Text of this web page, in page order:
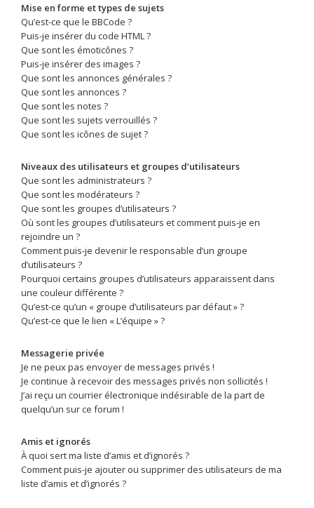
Mise en forme et types de sujets
Qu’est-ce que le BBCode ?
Puis-je insérer du code HTML ?
Que sont les émoticônes ?
Puis-je insérer des images ?
Que sont les annonces générales ?
Que sont les annonces ?
Que sont les notes ?
Que sont les sujets verrouillés ?
Que sont les icônes de sujet ?
Niveaux des utilisateurs et groupes d’utilisateurs
Que sont les administrateurs ?
Que sont les modérateurs ?
Que sont les groupes d’utilisateurs ?
Où sont les groupes d’utilisateurs et comment puis-je en
rejoindre un ?
Comment puis-je devenir le responsable d’un groupe
d’utilisateurs ?
Pourquoi certains groupes d’utilisateurs apparaissent dans
une couleur différente ?
Qu’est-ce qu’un « groupe d’utilisateurs par défaut » ?
Qu’est-ce que le lien « L’équipe » ?
Messagerie privée
Je ne peux pas envoyer de messages privés !
Je continue à recevoir des messages privés non sollicités !
J’ai reçu un courrier électronique indésirable de la part de
quelqu’un sur ce forum !
Amis et ignorés
À quoi sert ma liste d’amis et d’ignorés ?
Comment puis-je ajouter ou supprimer des utilisateurs de ma
liste d’amis et d’ignorés ?